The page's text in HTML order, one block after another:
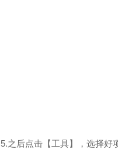
5.之后点击【工具】，选择好